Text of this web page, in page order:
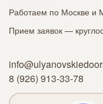
Работаем по Москве и
Прием заявок —
8 (926) 913-33-78